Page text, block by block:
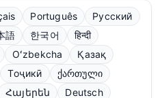
Português
Русский
語 한국어
हिन्दी
Oʻzbekcha
Қазақ
Тоҷикӣ
ქართული
Հայերեն Deutsch